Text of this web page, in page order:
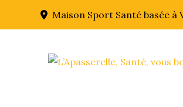
Maison Sport Santé basée à